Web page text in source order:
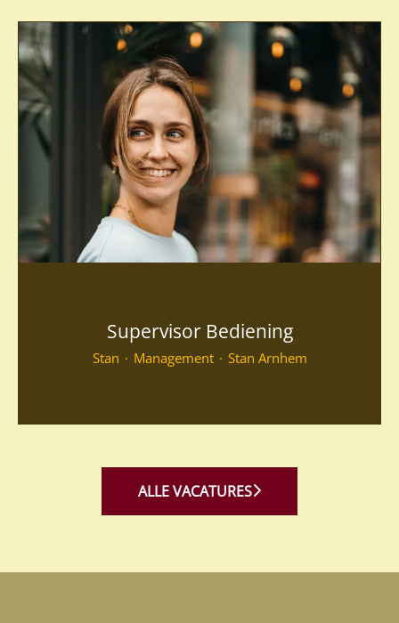
Supervisor Bediening
Stan · Management · Stan Arnhem
ALLE VACATURES